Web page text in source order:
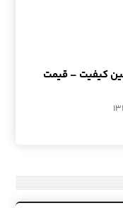
کیفیت – قیمت